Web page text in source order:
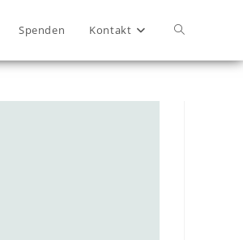
Spenden Kontakt